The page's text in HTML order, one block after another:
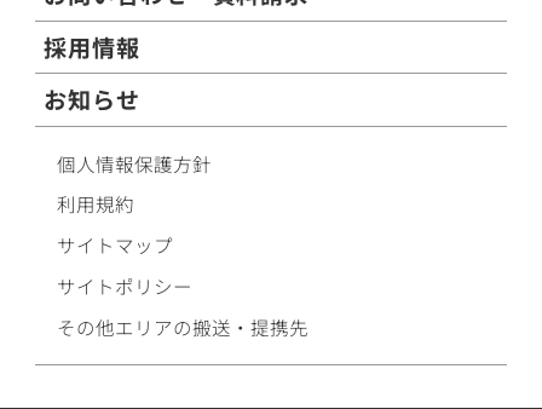
採用情報
お知らせ
個人情報保護方針
利用規約
サイトマップ
サイトポリシー
その他エリアの搬送・提携先